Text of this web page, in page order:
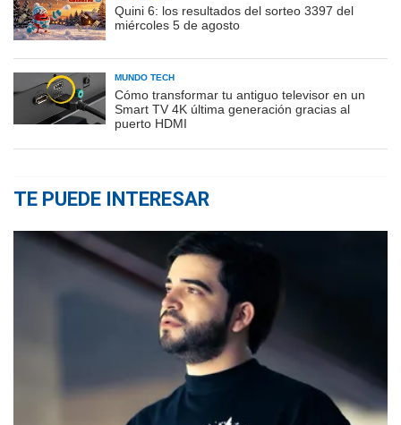
Quini 6: los resultados del sorteo 3397 del
miércoles 5 de agosto
MUNDO TECH
Cómo transformar tu antiguo televisor en un
Smart TV 4K última generación gracias al
puerto HDMI
TE PUEDE INTERESAR